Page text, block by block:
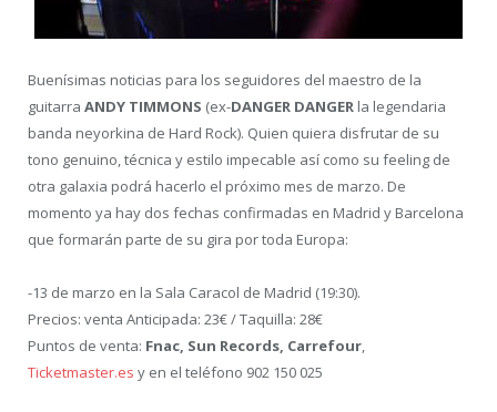
Buenísimas noticias para los seguidores del maestro de la
guitarra ANDY TIMMONS (ex-DANGER DANGER la legendaria
banda neyorkina de Hard Rock). Quien quiera disfrutar de su
tono genuino, técnica y estilo impecable así como su feeling de
otra galaxia podrá hacerlo el próximo mes de marzo. De
momento ya hay dos fechas confirmadas en Madrid y Barcelona
que formarán parte de su gira por toda Europa:
-13 de marzo en la Sala Caracol de Madrid (19:30).
Precios: venta Anticipada: 23€ / Taquilla: 28€
Puntos de venta: Fnac, Sun Records, Carrefour,
Ticketmaster.es y en el teléfono 902 150 025